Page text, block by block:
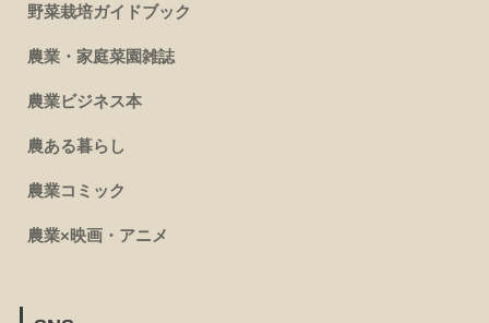
野菜栽培ガイドブック
農業・家庭菜園雑誌
農業ビジネス本
農ある暮らし
農業コミック
農業×映画・アニメ